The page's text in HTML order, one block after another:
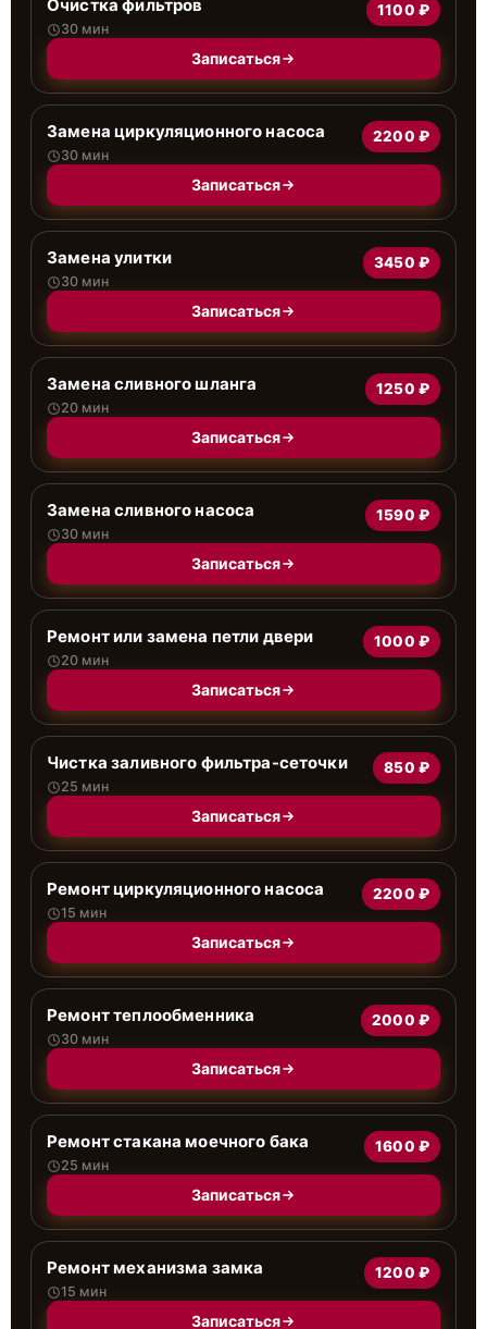
Очистка фильтров
30 мин
1100 ₽
Записаться
Замена циркуляционного насоса
30 мин
2200 ₽
Записаться
Замена улитки
30 мин
3450 ₽
Записаться
Замена сливного шланга
20 мин
1250 ₽
Записаться
Замена сливного насоса
30 мин
1590 ₽
Записаться
Ремонт или замена петли двери
20 мин
1000 ₽
Записаться
Чистка заливного фильтра-сеточки
25 мин
850 ₽
Записаться
Ремонт циркуляционного насоса
15 мин
2200 ₽
Записаться
Ремонт теплообменника
30 мин
2000 ₽
Записаться
Ремонт стакана моечного бака
25 мин
1600 ₽
Записаться
Ремонт механизма замка
15 мин
1200 ₽
Записаться